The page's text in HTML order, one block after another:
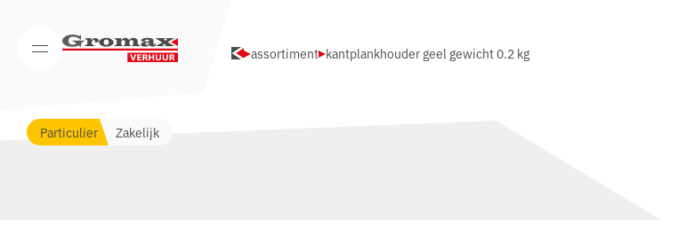
Open/Sluit mobiel menu
Particulier Zakelijk
assortiment kantplankhouder geel gewicht 0.2 kg